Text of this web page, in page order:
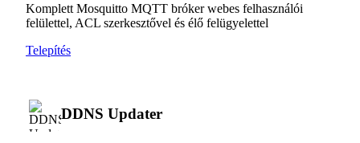
Komplett Mosquitto MQTT bróker webes felhasználói
felülettel, ACL szerkesztővel és élő felügyelettel
Telepítés
DDNS Updater